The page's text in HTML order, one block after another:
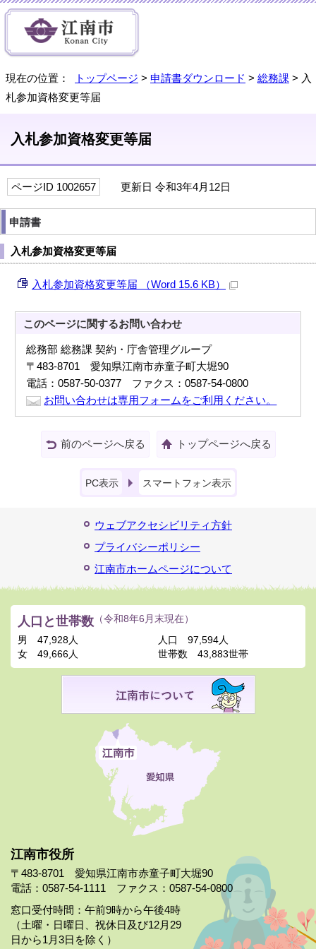
現在の位置： トップページ > 申請書ダウンロード > 総務課 > 入
札参加資格変更等届
入札参加資格変更等届
ページID 1002657 更新日 令和3年4月12日
申請書
入札参加資格変更等届
入札参加資格変更等届 （Word 15.6 KB）
このページに関するお問い合わせ
総務部 総務課 契約・庁舎管理グループ
〒483-8701 愛知県江南市赤童子町大堀90
電話：0587-50-0377 ファクス：0587-54-0800
お問い合わせは専用フォームをご利用ください。
前のページへ戻る トップページへ戻る
PC表示 スマートフォン表示
ウェブアクセシビリティ方針
プライバシーポリシー
江南市ホームページについて
江南市役所
〒483-8701 愛知県江南市赤童子町大堀90
電話：0587-54-1111 ファクス：0587-54-0800
窓口受付時間：午前9時から午後4時
（土曜・日曜日、祝休日及び12月29
日から1月3日を除く）
人口と世帯数 （令和8年6月末現在）
男
47,928人
女
49,666人
人口
97,594人
世帯数
43,883世帯